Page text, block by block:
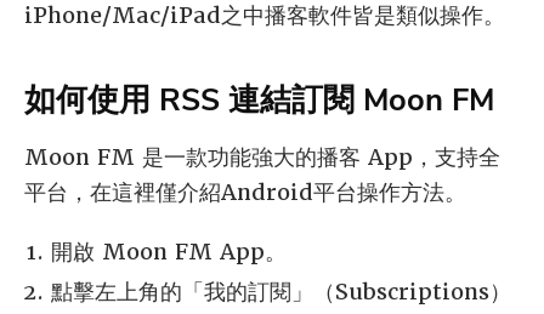
iPhone/Mac/iPad之中播客軟件皆是類似操作。
如何使用 RSS 連結訂閱 Moon FM
Moon FM 是一款功能強大的播客 App，支持全
平台，在這裡僅介紹Android平台操作方法。
開啟 Moon FM App。
點擊左上角的「我的訂閱」（Subscriptions）